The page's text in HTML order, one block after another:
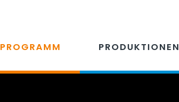
PROGRAMM PRODUKTIONEN